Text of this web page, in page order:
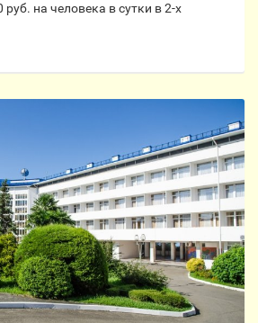
на человека в сутки в 2-х